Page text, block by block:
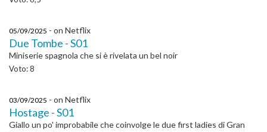
05/09/2025 - on Netflix
Due Tombe - S01
Miniserie spagnola che si è rivelata un bel noir
Voto: 8
03/09/2025 - on Netflix
Hostage - S01
Giallo un po' improbabile che coinvolge le due first ladies di Gran